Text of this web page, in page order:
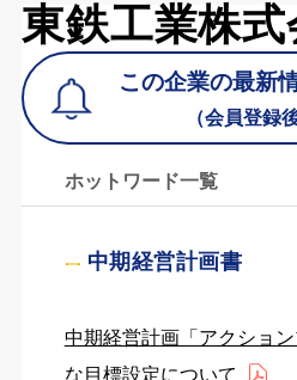
東鉄工業株
この企業の最新
（会員登録
ホットワード一覧
中期経営計画書
中期経営計画「アクショ
な目標設定について